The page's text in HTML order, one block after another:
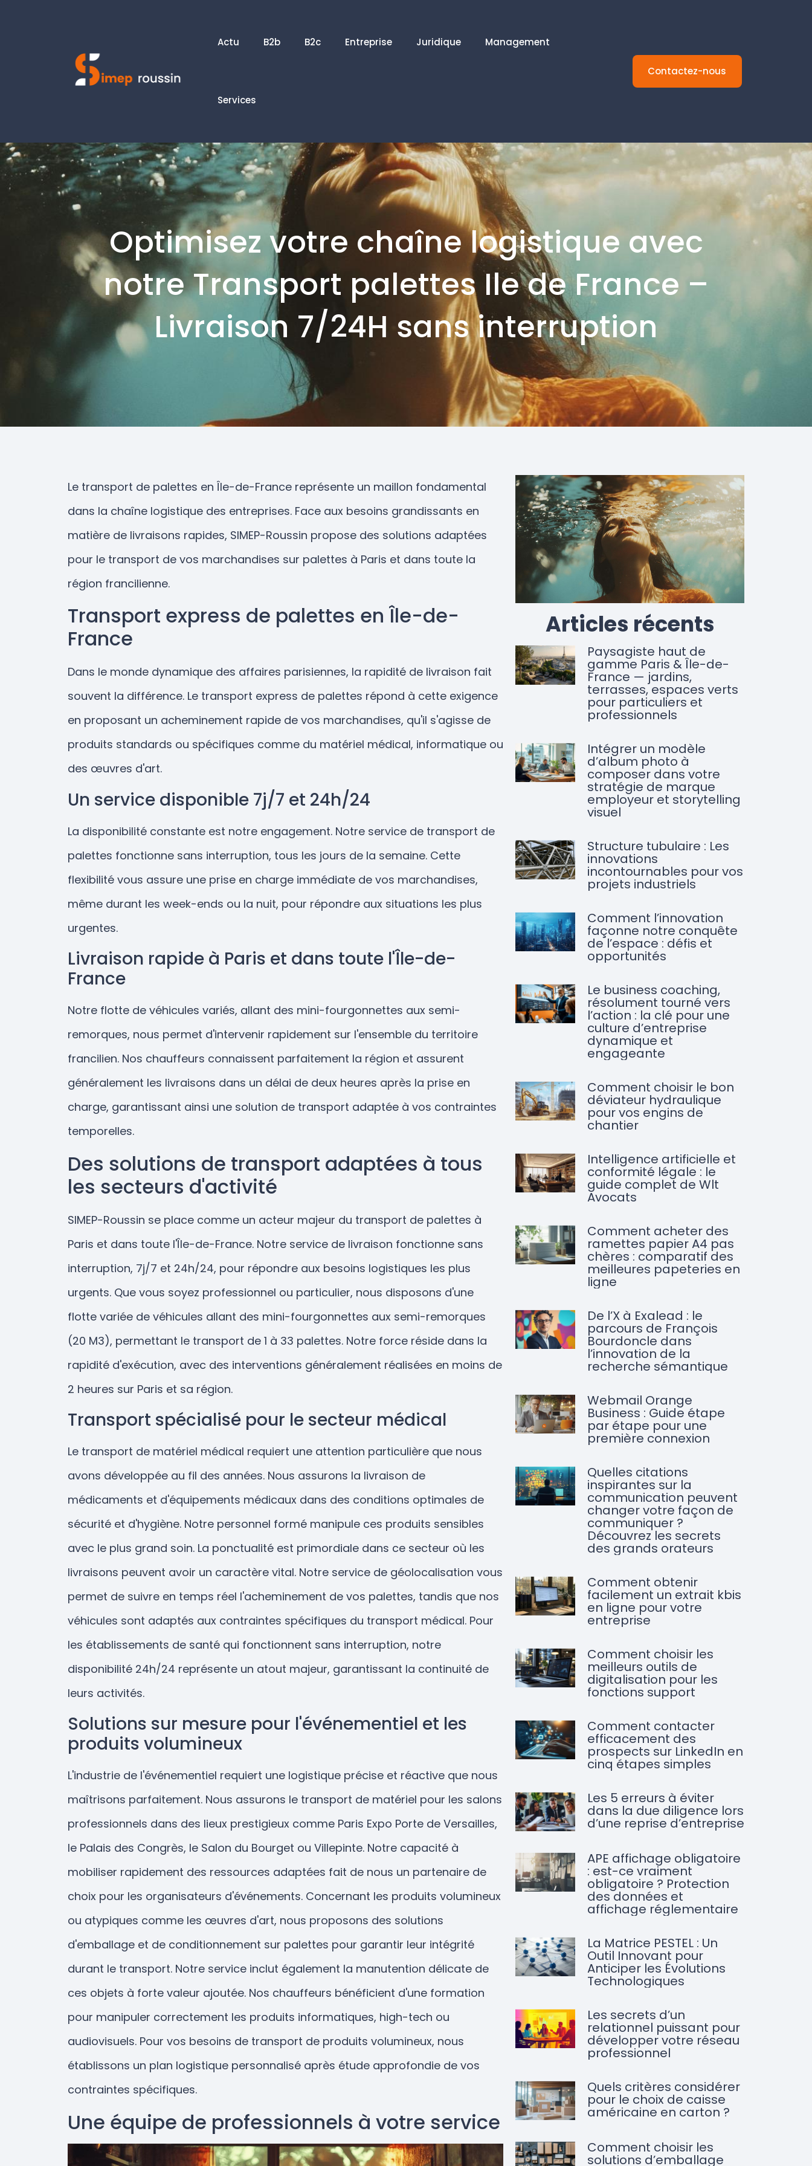
Actu B2b B2c Entreprise Juridique Management
Services
Contactez-nous
Optimisez votre chaîne logistique avec
notre Transport palettes Ile de France –
Livraison 7/24H sans interruption
Le transport de palettes en Île-de-France représente un maillon fondamental
dans la chaîne logistique des entreprises. Face aux besoins grandissants en
matière de livraisons rapides, SIMEP-Roussin propose des solutions adaptées
pour le transport de vos marchandises sur palettes à Paris et dans toute la
région francilienne.
Transport express de palettes en Île-de-
France
Dans le monde dynamique des affaires parisiennes, la rapidité de livraison fait
souvent la différence. Le transport express de palettes répond à cette exigence
en proposant un acheminement rapide de vos marchandises, qu'il s'agisse de
produits standards ou spécifiques comme du matériel médical, informatique ou
des œuvres d'art.
Un service disponible 7j/7 et 24h/24
La disponibilité constante est notre engagement. Notre service de transport de
palettes fonctionne sans interruption, tous les jours de la semaine. Cette
flexibilité vous assure une prise en charge immédiate de vos marchandises,
même durant les week-ends ou la nuit, pour répondre aux situations les plus
urgentes.
Livraison rapide à Paris et dans toute l'Île-de-
France
Notre flotte de véhicules variés, allant des mini-fourgonnettes aux semi-
remorques, nous permet d'intervenir rapidement sur l'ensemble du territoire
francilien. Nos chauffeurs connaissent parfaitement la région et assurent
généralement les livraisons dans un délai de deux heures après la prise en
charge, garantissant ainsi une solution de transport adaptée à vos contraintes
temporelles.
Des solutions de transport adaptées à tous
les secteurs d'activité
SIMEP-Roussin se place comme un acteur majeur du transport de palettes à
Paris et dans toute l'Île-de-France. Notre service de livraison fonctionne sans
interruption, 7j/7 et 24h/24, pour répondre aux besoins logistiques les plus
urgents. Que vous soyez professionnel ou particulier, nous disposons d'une
flotte variée de véhicules allant des mini-fourgonnettes aux semi-remorques
(20 M3), permettant le transport de 1 à 33 palettes. Notre force réside dans la
rapidité d'exécution, avec des interventions généralement réalisées en moins de
2 heures sur Paris et sa région.
Transport spécialisé pour le secteur médical
Le transport de matériel médical requiert une attention particulière que nous
avons développée au fil des années. Nous assurons la livraison de
médicaments et d'équipements médicaux dans des conditions optimales de
sécurité et d'hygiène. Notre personnel formé manipule ces produits sensibles
avec le plus grand soin. La ponctualité est primordiale dans ce secteur où les
livraisons peuvent avoir un caractère vital. Notre service de géolocalisation vous
permet de suivre en temps réel l'acheminement de vos palettes, tandis que nos
véhicules sont adaptés aux contraintes spécifiques du transport médical. Pour
les établissements de santé qui fonctionnent sans interruption, notre
disponibilité 24h/24 représente un atout majeur, garantissant la continuité de
leurs activités.
Solutions sur mesure pour l'événementiel et les
produits volumineux
L'industrie de l'événementiel requiert une logistique précise et réactive que nous
maîtrisons parfaitement. Nous assurons le transport de matériel pour les salons
professionnels dans des lieux prestigieux comme Paris Expo Porte de Versailles,
le Palais des Congrès, le Salon du Bourget ou Villepinte. Notre capacité à
mobiliser rapidement des ressources adaptées fait de nous un partenaire de
choix pour les organisateurs d'événements. Concernant les produits volumineux
ou atypiques comme les œuvres d'art, nous proposons des solutions
d'emballage et de conditionnement sur palettes pour garantir leur intégrité
durant le transport. Notre service inclut également la manutention délicate de
ces objets à forte valeur ajoutée. Nos chauffeurs bénéficient d'une formation
pour manipuler correctement les produits informatiques, high-tech ou
audiovisuels. Pour vos besoins de transport de produits volumineux, nous
établissons un plan logistique personnalisé après étude approfondie de vos
contraintes spécifiques.
Une équipe de professionnels à votre service
Articles récents
Paysagiste haut de
gamme Paris & Île-de-
France — jardins,
terrasses, espaces verts
pour particuliers et
professionnels
Intégrer un modèle
d’album photo à
composer dans votre
stratégie de marque
employeur et storytelling
visuel
Structure tubulaire : Les
innovations
incontournables pour vos
projets industriels
Comment l’innovation
façonne notre conquête
de l’espace : défis et
opportunités
Le business coaching,
résolument tourné vers
l’action : la clé pour une
culture d’entreprise
dynamique et
engageante
Comment choisir le bon
déviateur hydraulique
pour vos engins de
chantier
Intelligence artificielle et
conformité légale : le
guide complet de Wlt
Avocats
Comment acheter des
ramettes papier A4 pas
chères : comparatif des
meilleures papeteries en
ligne
De l’X à Exalead : le
parcours de François
Bourdoncle dans
l’innovation de la
recherche sémantique
Webmail Orange
Business : Guide étape
par étape pour une
première connexion
Quelles citations
inspirantes sur la
communication peuvent
changer votre façon de
communiquer ?
Découvrez les secrets
des grands orateurs
Comment obtenir
facilement un extrait kbis
en ligne pour votre
entreprise
Comment choisir les
meilleurs outils de
digitalisation pour les
fonctions support
Comment contacter
efficacement des
prospects sur LinkedIn en
cinq étapes simples
Les 5 erreurs à éviter
dans la due diligence lors
d’une reprise d’entreprise
APE affichage obligatoire
: est-ce vraiment
obligatoire ? Protection
des données et
affichage réglementaire
La Matrice PESTEL : Un
Outil Innovant pour
Anticiper les Évolutions
Technologiques
Les secrets d’un
relationnel puissant pour
développer votre réseau
professionnel
Quels critères considérer
pour le choix de caisse
américaine en carton ?
Comment choisir les
solutions d’emballage